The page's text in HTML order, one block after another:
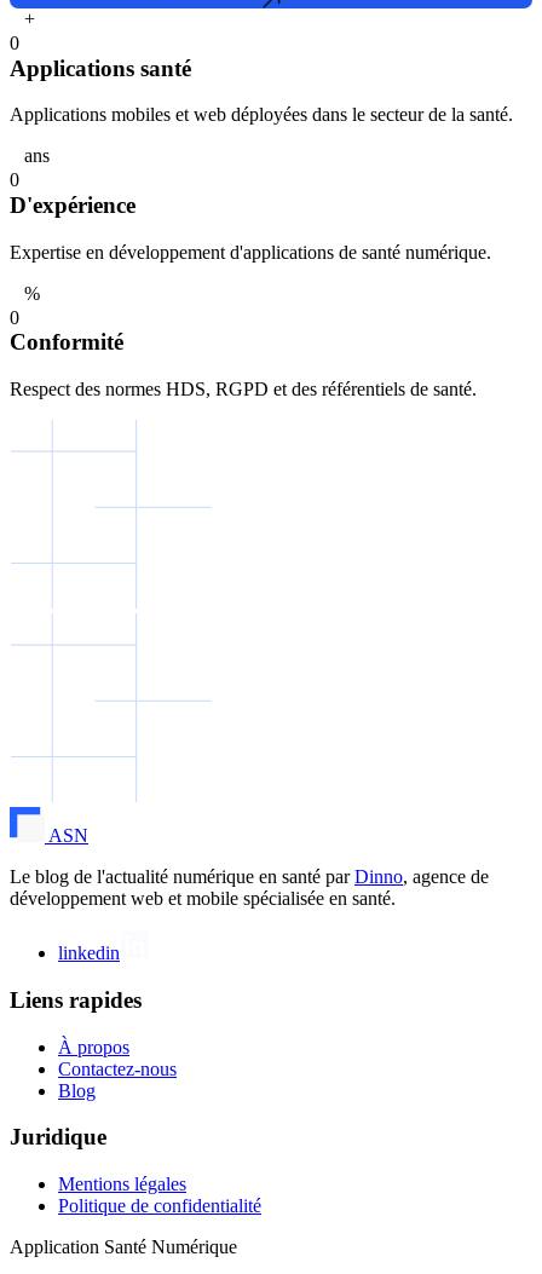
0
+
Applications santé
Applications mobiles et web déployées dans le secteur de la santé.
0
ans
D'expérience
Expertise en développement d'applications de santé numérique.
0
%
Conformité
Respect des normes HDS, RGPD et des référentiels de santé.
ASN
Le blog de l'actualité numérique en santé parDinno, agence de
développement web et mobile spécialisée en santé.
linkedin
Liens rapides
À propos
Contactez-nous
Blog
Juridique
Mentions légales
Politique de confidentialité
Application Santé Numérique